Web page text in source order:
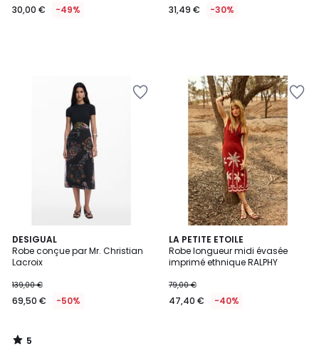
30,00 € -49% 31,49 € -30%
DESIGUAL
Robe conçue par Mr. Christian
Lacroix
139,00 €
69,50 € -50%
5
/
5
5
/
LA PETITE ETOILE
Robe longueur midi évasée
imprimé ethnique RALPHY
79,00 €
47,40 € -40%